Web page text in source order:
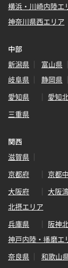
横浜・川崎内陸エ
神奈川県西エリア
中部
新潟県
富山県
岐阜県
静岡県
愛知県
愛知
三重県
関西
滋賀県
京都府
京都
大阪府
大阪
北摂エリア
兵庫県
阪神
神戸内陸・播磨エ
奈良県
和歌山